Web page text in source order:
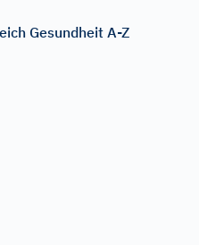
Gesundheit A-Z